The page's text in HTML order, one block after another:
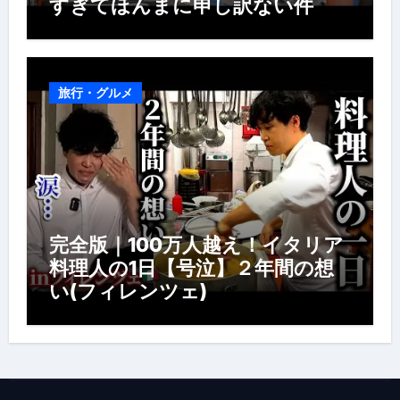
すぎてほんまに申し訳ない件
旅行・グルメ
完全版｜100万人越え！イタリア
料理人の1日【号泣】２年間の想
い(フィレンツェ)